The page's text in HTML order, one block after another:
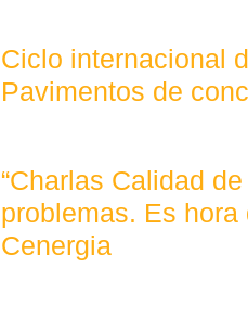
Ciclo internacional
Pavimentos de
“Charlas Calidad
problemas. Es hora
Cenergia